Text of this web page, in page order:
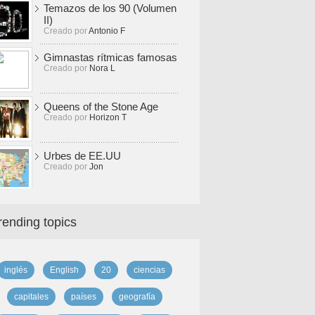
Temazos de los 90 (Volumen
II)
Creado porAntonio F
Gimnastas rítmicas famosas
Creado por Nora L
Queens of the Stone Age
Creado por Horizon T
Urbes de EE.UU
Creado por Jon
topics
inglés English 20 ciencias
capitales países geografía